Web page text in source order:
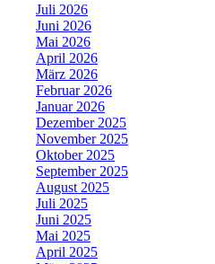
Juli 2026
Juni 2026
Mai 2026
April 2026
März 2026
Februar 2026
Januar 2026
Dezember 2025
November 2025
Oktober 2025
September 2025
August 2025
Juli 2025
Juni 2025
Mai 2025
April 2025